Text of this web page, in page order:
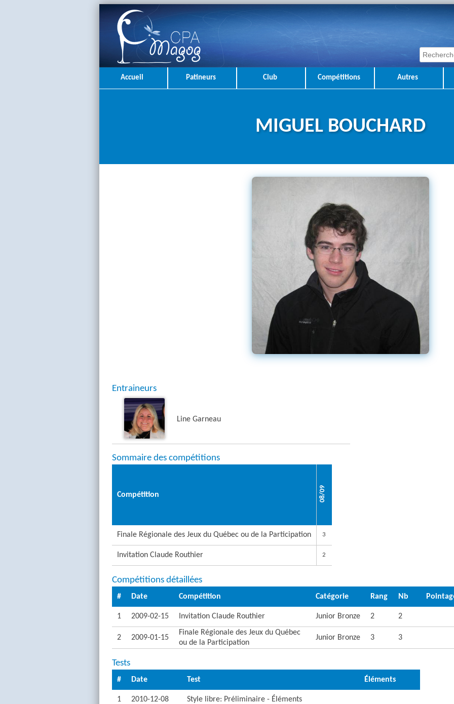
Accueil Patineurs Club Compétitions Autres
MIGUEL BOUCHARD
Entraineurs
Line Garneau
Sommaire des compétitions
Compétition 08/09
Finale Régionale des Jeux du Québec ou de la Participation 3
Invitation Claude Routhier 2
Compétitions détaillées
# Date Compétition Catégorie Rang Nb
1 2009-02-15 Invitation Claude Routhier Junior Bronze 2 2
2 2009-01-15
Finale Régionale des Jeux du Québec
ou de la Participation
Junior Bronze 3 3
Tests
# Date Test Éléments
1 2010-12-08 Style libre: Préliminaire - Éléments